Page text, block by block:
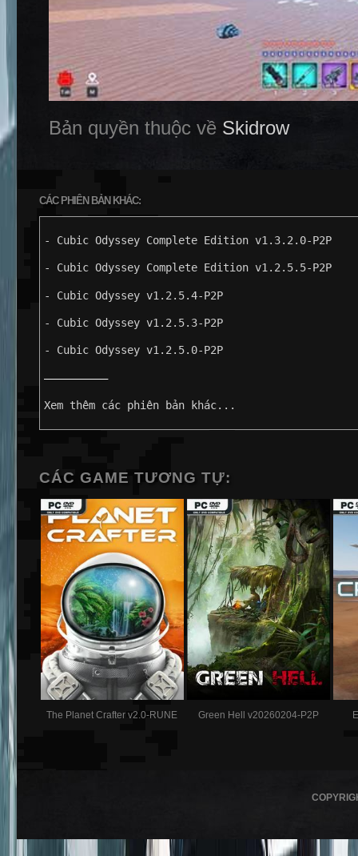
Bản quyền thuộc về Skidrow
CÁC PHIÊN BẢN KHÁC:
- Cubic Odyssey Complete Edition v1.3.2.0-P2P
- Cubic Odyssey Complete Edition v1.2.5.5-P2P
- Cubic Odyssey v1.2.5.4-P2P
- Cubic Odyssey v1.2.5.3-P2P
- Cubic Odyssey v1.2.5.0-P2P
——————————
Xem thêm các phiên bản khác...
CÁC GAME TƯƠNG TỰ:
The Planet Crafter v2.0-RUNE Green Hell v20260204-P2P